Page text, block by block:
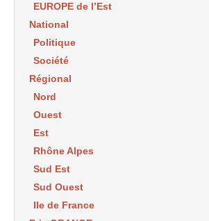
EUROPE de l’Est
National
Politique
Société
Régional
Nord
Ouest
Est
Rhône Alpes
Sud Est
Sud Ouest
Ile de France